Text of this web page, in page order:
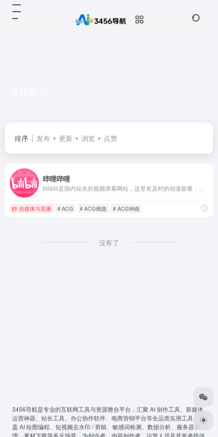
排序 发布 更新 浏览 点赞
哔哩哔哩
自媒体与直播 # ACG # ACG燃曲 # ACG神曲
没有了
3456导航是专业的互联网工具与资源整合平台，汇聚 AI 创作工具、新媒体
运营神器、站长工具、办公协作软件、电商营销平台等全品类实用工具，覆
盖 AI 绘图编程、短视频去水印 / 剪辑、敏感词检测、数据分析、服务器管
理、素材下载等多元场景，为创业者、内容创作者、运营人员及开发者提供